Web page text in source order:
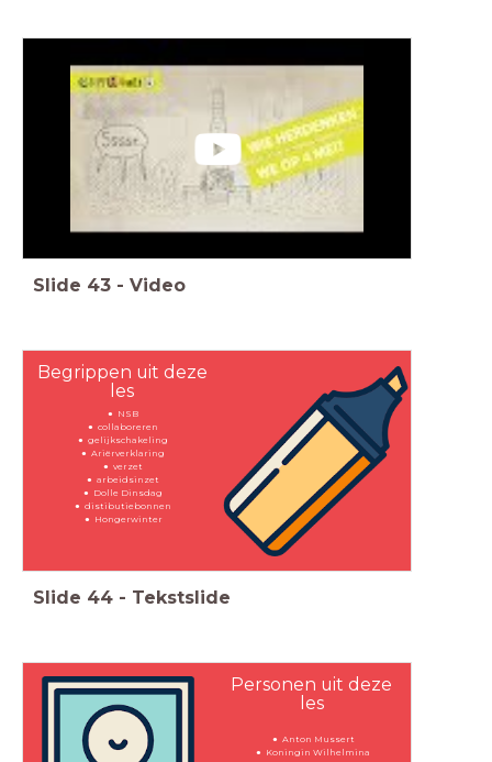
Slide 43 - Video
Begrippen uit deze
les
NSB
collaboreren
gelijkschakeling
Ariërverklaring
verzet
arbeidsinzet
Dolle Dinsdag
distibutiebonnen
Hongerwinter
Slide 44 - Tekstslide
Personen uit deze
les
Anton Mussert
Koningin Wilhelmina